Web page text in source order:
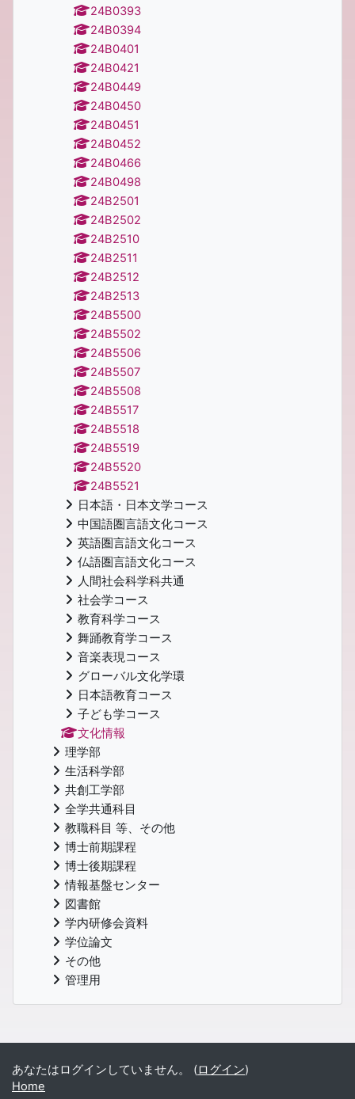
24B0393
24B0394
24B0401
24B0421
24B0449
24B0450
24B0451
24B0452
24B0466
24B0498
24B2501
24B2502
24B2510
24B2511
24B2512
24B2513
24B5500
24B5502
24B5506
24B5507
24B5508
24B5517
24B5518
24B5519
24B5520
24B5521
日本語・日本文学コース
中国語圏言語文化コース
英語圏言語文化コース
仏語圏言語文化コース
人間社会科学科共通
社会学コース
教育科学コース
舞踊教育学コース
音楽表現コース
グローバル文化学環
日本語教育コース
子ども学コース
文化情報
理学部
生活科学部
共創工学部
全学共通科目
教職科目 等、その他
博士前期課程
博士後期課程
情報基盤センター
図書館
学内研修会資料
学位論文
その他
管理用
あなたはログインしていません。 (ログイン)
Home